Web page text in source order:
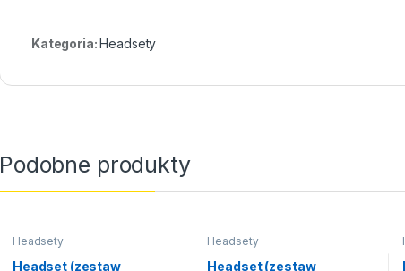
Kategoria:Headsety
Podobne produkty
Headsety
Headset (zestaw
Headsety
Headset (zestaw